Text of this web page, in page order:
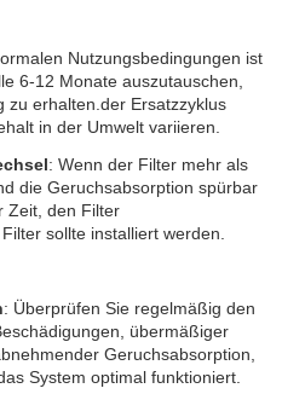
Nutzungsbedingungen ist
6-12 Monate auszutauschen,
zu erhalten.der Ersatzzyklus
in der Umwelt variieren.
: Wenn der Filter mehr als
die Geruchsabsorption spürbar
Zeit, den Filter
sollte installiert werden.
: Überprüfen Sie regelmäßig den
übermäßiger
Geruchsabsorption,
System optimal funktioniert.